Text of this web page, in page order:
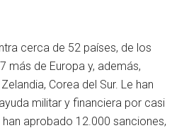
cerca de 52 países, de los
más de Europa y, además,
Corea del Sur. Le han
militar y financiera por casi
aprobado 12.000 sanciones,